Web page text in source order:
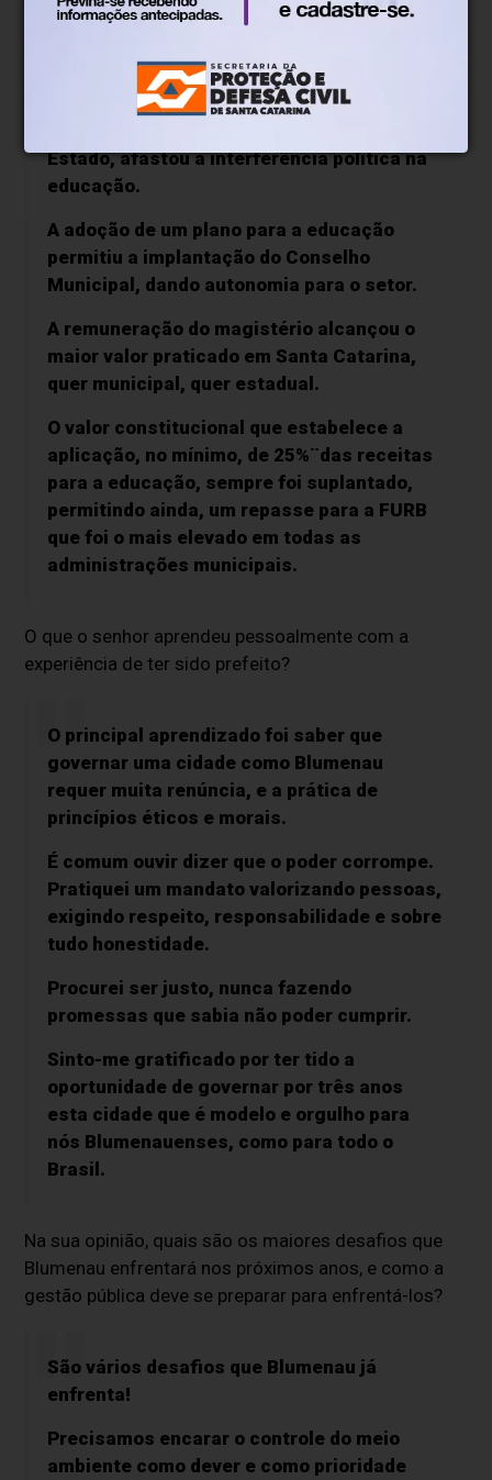
Diretor de Escolas e Pré-Escolas, a
exemplo, do modelo já adotado na FURB e
sem necessidade de lista tríplice.
Estado, afastou a interferência política na
educação.
A adoção de um plano para a educação
permitiu a implantação do Conselho
Municipal, dando autonomia para o setor.
A remuneração do magistério alcançou o
maior valor praticado em Santa Catarina,
quer municipal, quer estadual.
O valor constitucional que estabelece a
aplicação, no mínimo, de 25%¨das receitas
para a educação, sempre foi suplantado,
permitindo ainda, um repasse para a FURB
que foi o mais elevado em todas as
administrações municipais.
O que o senhor aprendeu pessoalmente com a
experiência de ter sido prefeito?
O principal aprendizado foi saber que
governar uma cidade como Blumenau
requer muita renúncia, e a prática de
princípios éticos e morais.
É comum ouvir dizer que o poder corrompe.
Pratiquei um mandato valorizando pessoas,
exigindo respeito, responsabilidade e sobre
tudo honestidade.
Procurei ser justo, nunca fazendo
promessas que sabia não poder cumprir.
Sinto-me gratificado por ter tido a
oportunidade de governar por três anos
esta cidade que é modelo e orgulho para
nós Blumenauenses, como para todo o
Brasil.
Na sua opinião, quais são os maiores desafios que
Blumenau enfrentará nos próximos anos, e como a
gestão pública deve se preparar para enfrentá-los?
São vários desafios que Blumenau já
enfrenta!
Precisamos encarar o controle do meio
ambiente como dever e como prioridade